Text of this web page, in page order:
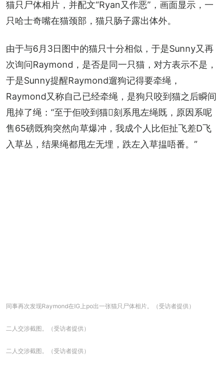
猫只尸体相片，并配文“Ryan又作恶”，画面显示，一
只哈士奇嘴在猫颈部，猫只肠子露出体外。
由于与6月3日图中的猫只十分相似，于是Sunny又再
次询问Raymond，是否是同一只猫，对方表示不是，
于是Sunny提醒Raymond遛狗记得要牵绳，
Raymond又称自己已经牵绳，是狗只咬到猫之后瞬间
甩掉了绳：“至于佢咬到猫𠮶刻系甩左绳既，原因系呢
售65磅既狗突然向草爆冲，我成个人比佢扯飞差D飞
入草丛，结果绳都甩左无埋，跌左入草揾唔番。”
同事再次发现Raymond在IG上po出一张猫只尸体相片。（受访者提供）
二人交涉截图。（受访者提供）
二人交涉截图。（受访者提供）